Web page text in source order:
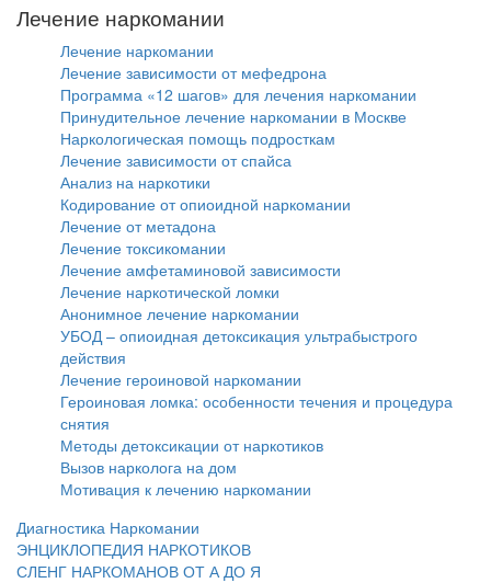
Лечение наркомании
Лечение наркомании
Лечение зависимости от мефедрона
Программа «12 шагов» для лечения наркомании
Принудительное лечение наркомании в Москве
Наркологическая помощь подросткам
Лечение зависимости от спайса
Анализ на наркотики
Кодирование от опиоидной наркомании
Лечение от метадона
Лечение токсикомании
Лечение амфетаминовой зависимости
Лечение наркотической ломки
Анонимное лечение наркомании
УБОД – опиоидная детоксикация ультрабыстрого
действия
Лечение героиновой наркомании
Героиновая ломка: особенности течения и процедура
снятия
Методы детоксикации от наркотиков
Вызов нарколога на дом
Мотивация к лечению наркомании
Диагностика Наркомании
ЭНЦИКЛОПЕДИЯ НАРКОТИКОВ
СЛЕНГ НАРКОМАНОВ ОТ А ДО Я